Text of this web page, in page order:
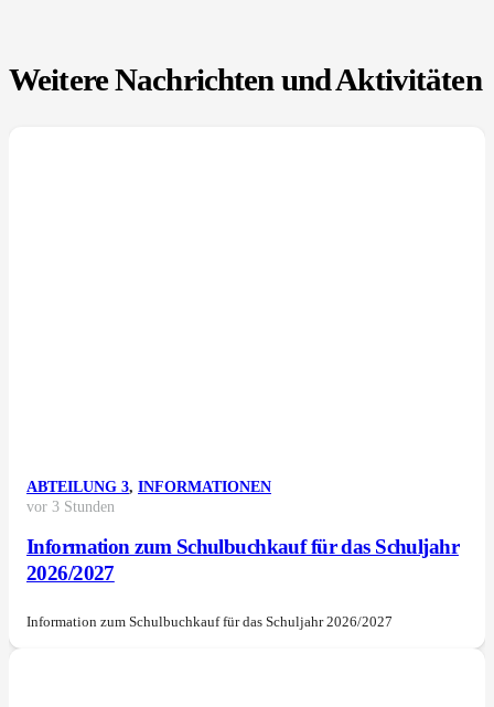
Weitere Nachrichten und Aktivitäten
ABTEILUNG 3, INFORMATIONEN
vor 3 Stunden
Information zum Schulbuchkauf für das Schuljahr
2026/2027
Information zum Schulbuchkauf für das Schuljahr 2026/2027